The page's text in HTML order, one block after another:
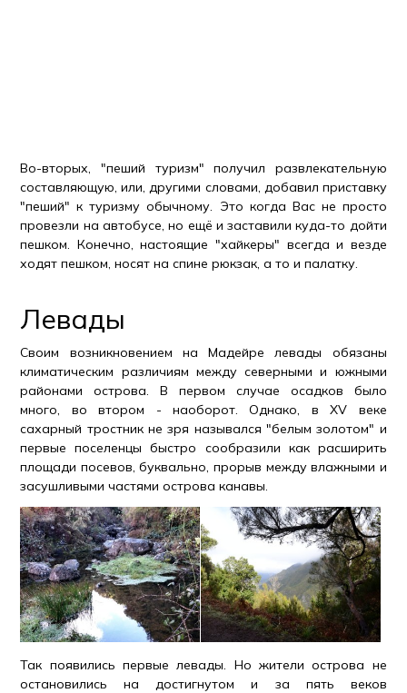
Во-вторых, "пеший туризм" получил развлекательную
составляющую, или, другими словами, добавил приставку
"пеший" к туризму обычному. Это когда Вас не просто
провезли на автобусе, но ещё и заставили куда-то дойти
пешком. Конечно, настоящие "хайкеры" всегда и везде
ходят пешком, носят на спине рюкзак, а то и палатку.
Левады
Своим возникновением на Мадейре левады обязаны
климатическим различиям между северными и южными
районами острова. В первом случае осадков было
много, во втором - наоборот. Однако, в XV веке
сахарный тростник не зря назывался "белым золотом" и
первые поселенцы быстро сообразили как расширить
площади посевов, буквально, прорыв между влажными и
засушливыми частями острова канавы.
Так появились первые левады. Но жители острова не
остановились на достигнутом и за пять веков